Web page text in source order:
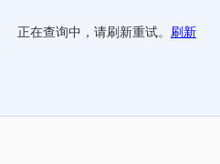
正在查询中，请刷新重试。 刷新